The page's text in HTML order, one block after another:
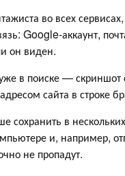
во всех
Google-аккаунт,
он виден.
в поиске — скриншот
сайта в строке
сохранить в
и, например,
не пропадут.